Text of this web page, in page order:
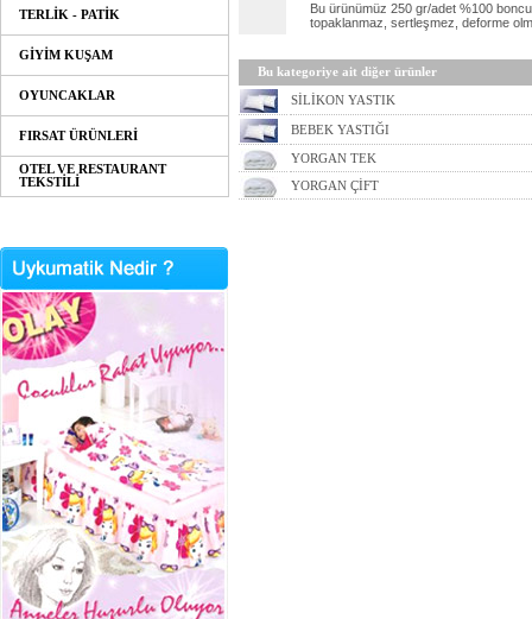
TERLİK - PATİK
GİYİM KUŞAM
OYUNCAKLAR
FIRSAT ÜRÜNLERİ
OTEL VE RESTAURANT
TEKSTİLİ
Bu ürünümüz 250 gr/adet %100
topaklanmaz, sertleşmez, deforme
Bu kategoriye ait diğer ürünler
SİLİKON YASTIK
BEBEK YASTIĞI
YORGAN TEK
YORGAN ÇİFT